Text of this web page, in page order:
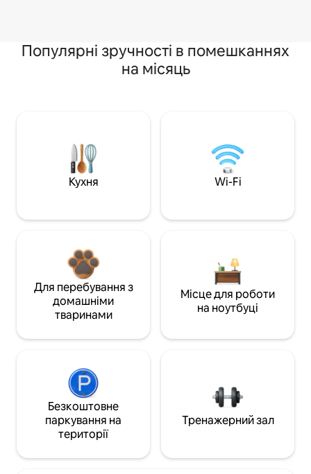
Популярні зручності в помешканнях
на місяць
Кухня Wi-Fi
Для перебування з
домашніми
тваринами
Місце для роботи
на ноутбуці
Безкоштовне
паркування на
території
Тренажерний зал